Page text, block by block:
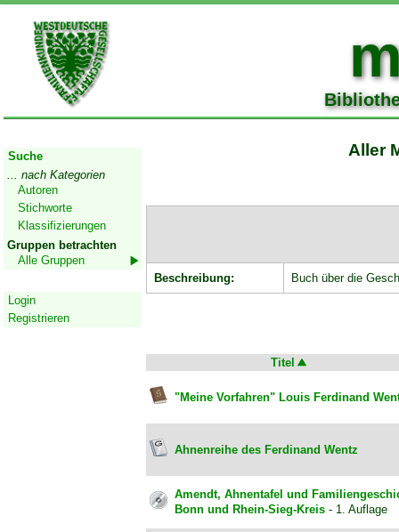
Suche
... nach Kategorien
Autoren
Stichworte
Klassifizierungen
Gruppen betrachten
Alle Gruppen
Login
Registrieren
Aller
Beschreibung: Buch über die
Titel
"Meine Vorfahren" Louis Ferdinand
Ahnenreihe des Ferdinand Wentz
Amendt, Ahnentafel und
Bonn und Rhein-Sieg-Kreis- 1. Auflage